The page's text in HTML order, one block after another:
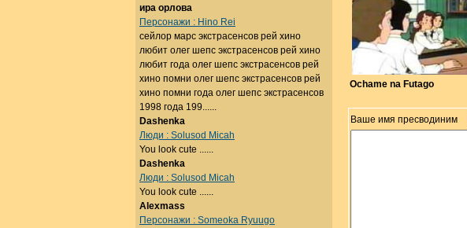
Ochame na Futago
Ваше имя пресводиним
ира орлова
Персонажи : Hino Rei
сейлор марс экстрасенсов рей хино
любит олег шепс экстрасенсов рей хино
любит года олег шепс экстрасенсов рей
хино помни олег шепс экстрасенсов рей
хино помни года олег шепс экстрасенсов
1998 года 199......
Dashenka
Люди : Solusod Micah
You look cute ......
Dashenka
Люди : Solusod Micah
You look cute ......
Alexmass
Персонажи : Someoka Ryuugo